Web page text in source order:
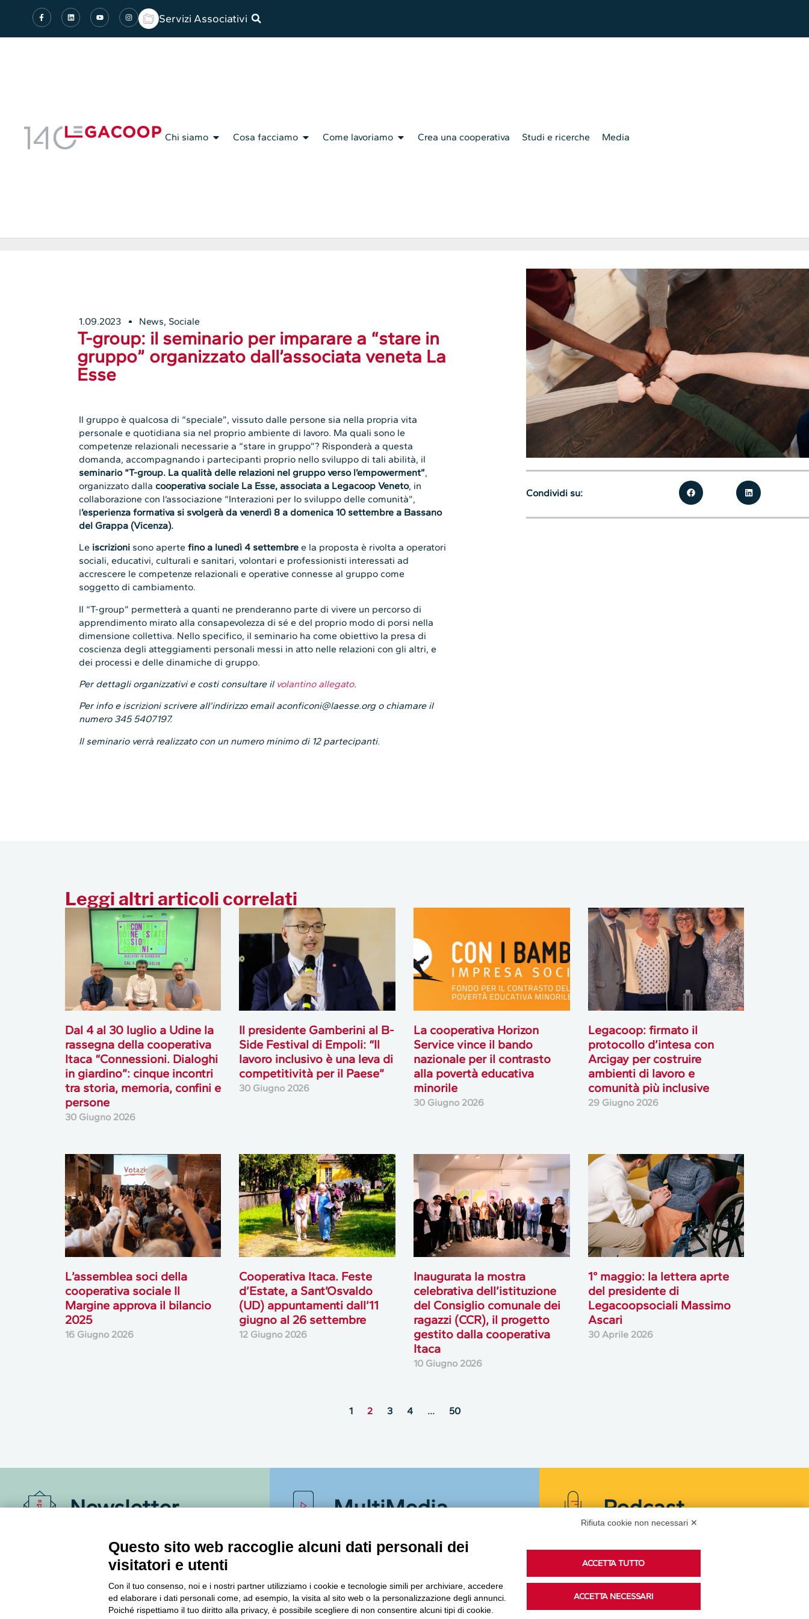
Servizi Associativi
Chi siamo Cosa facciamo Come lavoriamo Crea una cooperativa Studi e ricerche Media
1.09.2023 News, Sociale
T-group: il seminario per imparare a “stare in
gruppo” organizzato dall’associata veneta La
Esse
Il gruppo è qualcosa di “speciale”, vissuto dalle persone sia nella propria vita
personale e quotidiana sia nel proprio ambiente di lavoro. Ma quali sono le
competenze relazionali necessarie a “stare in gruppo”? Risponderà a questa
domanda, accompagnando i partecipanti proprio nello sviluppo di tali abilità, il
seminario “T-group. La qualità delle relazioni nel gruppo verso l’empowerment”,
organizzato dallacooperativa sociale La Esse, associata a Legacoop Veneto, in
collaborazione con l’associazione “Interazioni per lo sviluppo delle comunità”,
l’esperienza formativa si svolgerà da venerdì 8 a domenica 10 settembre a Bassano
del Grappa (Vicenza).
Le iscrizioni sono apertefino a lunedì 4 settembre e la proposta è rivolta a operatori
sociali, educativi, culturali e sanitari, volontari e professionisti interessati ad
accrescere le competenze relazionali e operative connesse al gruppo come
soggetto di cambiamento.
Il “T-group” permetterà a quanti ne prenderanno parte di vivere un percorso di
apprendimento mirato alla consapevolezza di sé e del proprio modo di porsi nella
dimensione collettiva. Nello specifico, il seminario ha come obiettivo la presa di
coscienza degli atteggiamenti personali messi in atto nelle relazioni con gli altri, e
dei processi e delle dinamiche di gruppo.
Per dettagli organizzativi e costi consultare il volantino allegato.
Per info e iscrizioni scrivere all’indirizzo email aconficoni@laesse.org o chiamare il
numero 345 5407197.
Il seminario verrà realizzato con un numero minimo di 12 partecipanti.
Condividi su:
Leggi altri articoli correlati
Dal 4 al 30 luglio a Udine la
rassegna della cooperativa
Itaca “Connessioni. Dialoghi
in giardino”: cinque incontri
tra storia, memoria, confini e
persone
30 Giugno 2026
Il presidente Gamberini al B-
Side Festival di Empoli: “Il
lavoro inclusivo è una leva di
competitività per il Paese”
30 Giugno 2026
La cooperativa Horizon
Service vince il bando
nazionale per il contrasto
alla povertà educativa
minorile
30 Giugno 2026
Legacoop: firmato il
protocollo d’intesa con
Arcigay per costruire
ambienti di lavoro e
comunità più inclusive
29 Giugno 2026
L’assemblea soci della
cooperativa sociale Il
Margine approva il bilancio
2025
16 Giugno 2026
Cooperativa Itaca. Feste
d’Estate, a Sant’Osvaldo
(UD) appuntamenti dall’11
giugno al 26 settembre
12 Giugno 2026
Inaugurata la mostra
celebrativa dell’istituzione
del Consiglio comunale dei
ragazzi (CCR), il progetto
gestito dalla cooperativa
Itaca
10 Giugno 2026
1° maggio: la lettera aprte
del presidente di
Legacoopsociali Massimo
Ascari
30 Aprile 2026
1 2 3 4 … 50
Newsletter
Accedi o iscriviti alla nostra Newsletter Legacoop
Informazioni per restare sempre aggiornati sul
mondo della cooperazione.
MultiMedia Podcast
Ascolta i podcast di approfondimento di Legacoop
Rifiuta cookie non necessari ✕
Questo sito web raccoglie alcuni dati personali dei
visitatori e utenti
Con il tuo consenso, noi e i nostri partner utilizziamo i cookie e tecnologie simili per archiviare, accedere
ed elaborare i dati personali come, ad esempio, la visita al sito web o la personalizzazione degli annunci.
Poiché rispettiamo il tuo diritto alla privacy, è possibile scegliere di non consentire alcuni tipi di cookie.
ACCETTA TUTTO
ACCETTA NECESSARI